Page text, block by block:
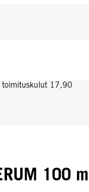
toimituskulut 17,90
100